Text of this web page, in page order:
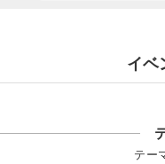
イベ
テー